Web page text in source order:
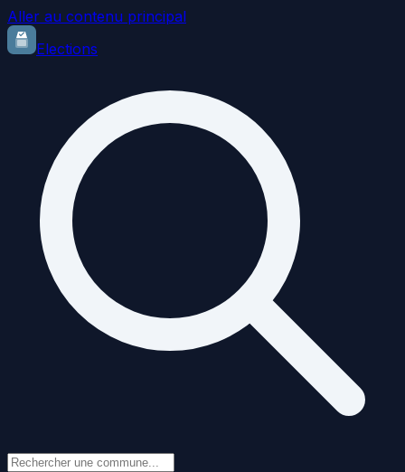
Aller au contenu principal
Elections